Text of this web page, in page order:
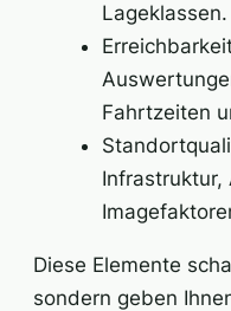
Lageklassen.
Fahrtzeiten
Infrastruktur,
Diese Elemente
sondern geben